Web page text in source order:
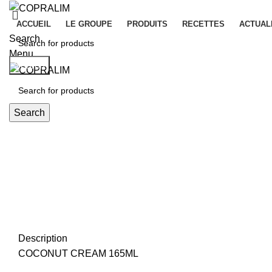
ACCUEIL LE GROUPE PRODUITS RECETTES
Search
Menu
Search
Description
COCONUT CREAM 165ML
Search